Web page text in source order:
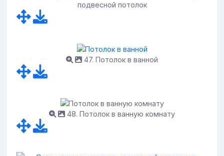
подвесной потолок
47. Потолок в ванной
48. Потолок в ванную комнату